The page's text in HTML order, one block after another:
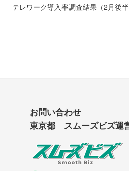
テレワーク導入率調査結果（2月後半
お問い合わせ
東京都 スムーズビズ運